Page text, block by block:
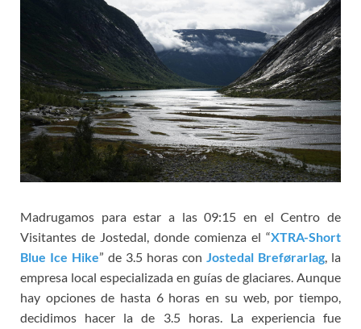
Madrugamos para estar a las 09:15 en el Centro de
Visitantes de Jostedal, donde comienza el “XTRA-Short
Blue Ice Hike” de 3.5 horas con Jostedal Breførarlag, la
empresa local especializada en guías de glaciares. Aunque
hay opciones de hasta 6 horas en su web, por tiempo,
decidimos hacer la de 3.5 horas. La experiencia fue